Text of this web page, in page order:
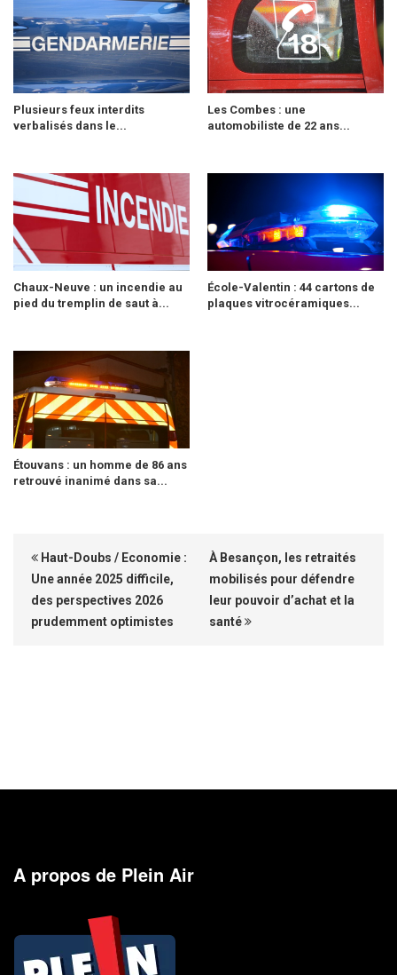
Plusieurs feux interdits
verbalisés dans le...
Les Combes : une
automobiliste de 22 ans...
Chaux-Neuve : un incendie au
pied du tremplin de saut à...
École-Valentin : 44 cartons de
plaques vitrocéramiques...
Étouvans : un homme de 86 ans
retrouvé inanimé dans sa...
Haut-Doubs / Economie :
Une année 2025 difficile,
des perspectives 2026
prudemment optimistes
À Besançon, les retraités
mobilisés pour défendre
leur pouvoir d’achat et la
santé
A propos de Plein Air